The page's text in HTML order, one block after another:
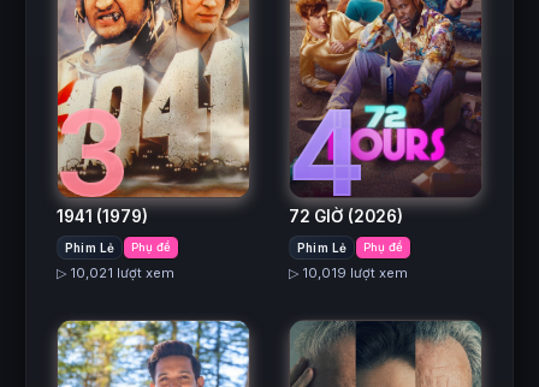
3
1941 (1979)
Phim Lẻ Phụ đề
▷ 10,021 lượt xem
4
72 GIỜ (2026)
Phim Lẻ Phụ đề
▷ 10,019 lượt xem